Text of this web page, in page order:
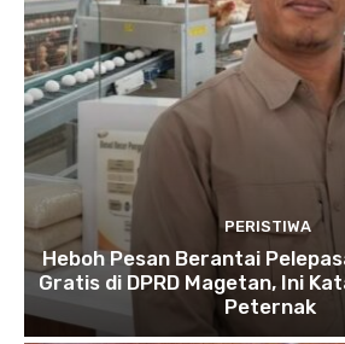
PERISTIWA
Heboh Pesan Berantai
Gratis di DPRD Magetan, Ini
Peternak